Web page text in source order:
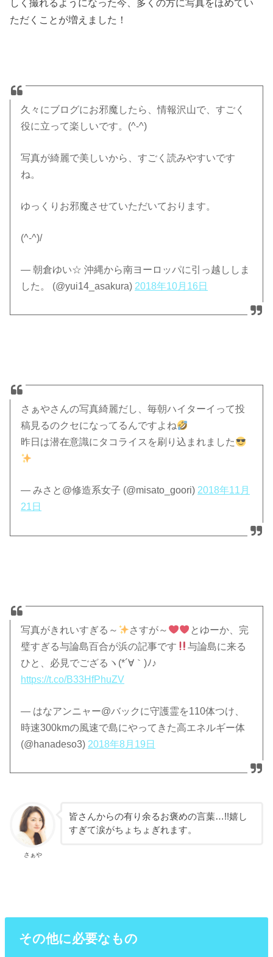
しく撮れるようになった今、多くの方に写真をほめてい
ただくことが増えました！
久々にブログにお邪魔したら、情報沢山で、すごく
役に立って楽しいです。(^-^)
写真が綺麗で美しいから、すごく読みやすいです
ね。
ゆっくりお邪魔させていただいております。
(^-^)/
— 朝倉ゆい☆ 沖縄から南ヨーロッパに引っ越ししま
した。 (@yui14_asakura) 2018年10月16日
さぁやさんの写真綺麗だし、毎朝ハイターイって投
稿見るのクセになってるんですよね
昨日は潜在意識にタコライスを刷り込まれました
— みさと@修造系女子 (@misato_goori) 2018年11月
21日
写真がきれいすぎる～ さすが～
とゆーか、完
璧すぎる与論島百合が浜の記事です
与論島に来る
ひと、必見でござるヽ(*´∀｀)ﾉ♪
https://t.co/B33HfPhuZV
— はなアンニャー@バックに守護霊を110体つけ、
時速300kmの風速で島にやってきた高エネルギー体
(@hanadeso3) 2018年8月19日
さぁや
皆さんからの有り余るお褒めの言葉…!!嬉し
すぎて涙がちょちょぎれます。
その他に必要なもの